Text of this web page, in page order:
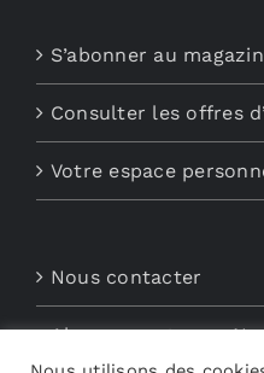
S’abonner au
Consulter les offres
Votre espace
Nous contacter
Abonnements aux